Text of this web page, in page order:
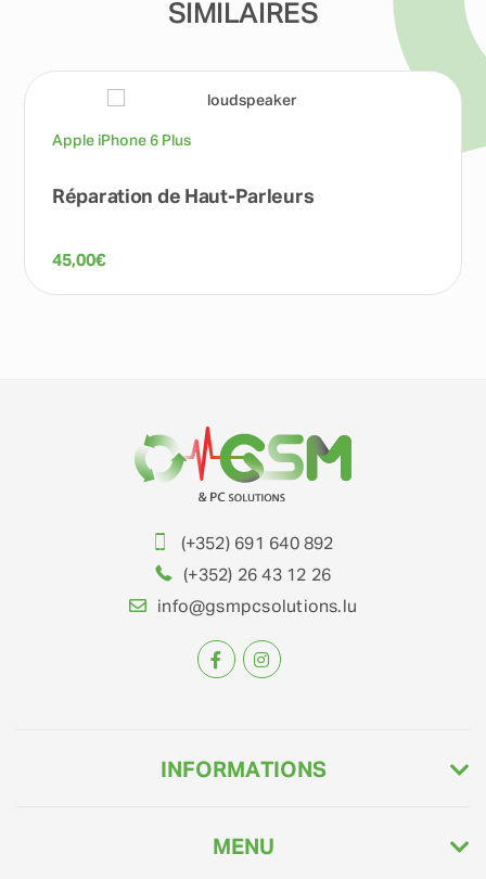
SIMILAIRES
Apple iPhone 6 Plus
Réparation de Haut-Parleurs
45,00€
(+352) 691 640 892
(+352) 26 43 12 26
info@gsmpcsolutions.lu
INFORMATIONS
MENU